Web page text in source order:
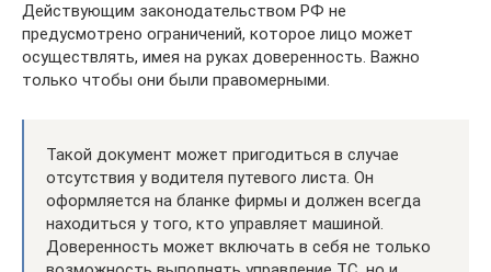
Действующим законодательством РФ не
предусмотрено ограничений, которое лицо может
осуществлять, имея на руках доверенность. Важно
только чтобы они были правомерными.
Такой документ может пригодиться в случае
отсутствия у водителя путевого листа. Он
оформляется на бланке фирмы и должен всегда
находиться у того, кто управляет машиной.
Доверенность может включать в себя не только